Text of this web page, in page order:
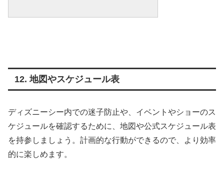
12. 地図やスケジュール表
ディズニーシー内での迷子防止や、イベントやショーのス
ケジュールを確認するために、地図や公式スケジュール表
を持参しましょう。計画的な行動ができるので、より効率
的に楽しめます。